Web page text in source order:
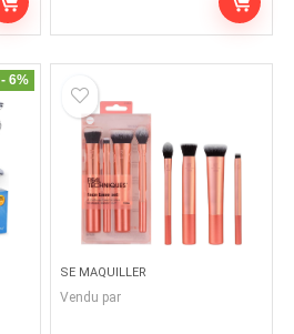
- 6%
SE MAQUILLER
Vendu par